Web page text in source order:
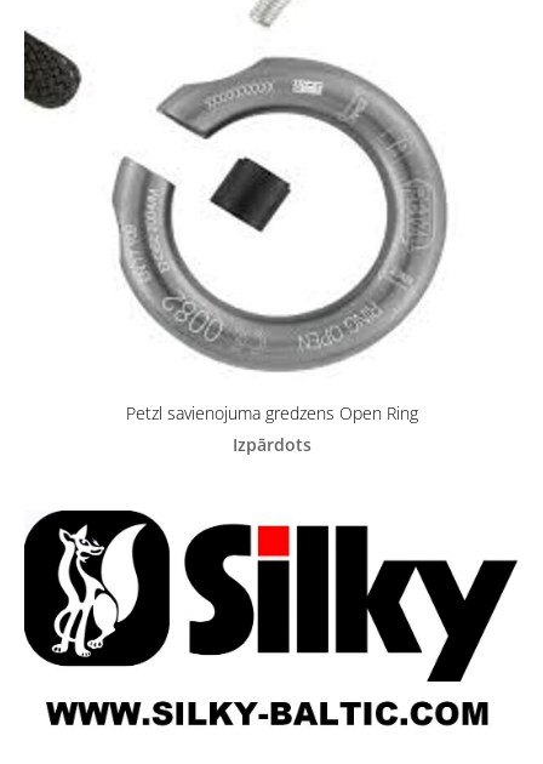
Petzl savienojuma gredzens Open Ring
Izpārdots